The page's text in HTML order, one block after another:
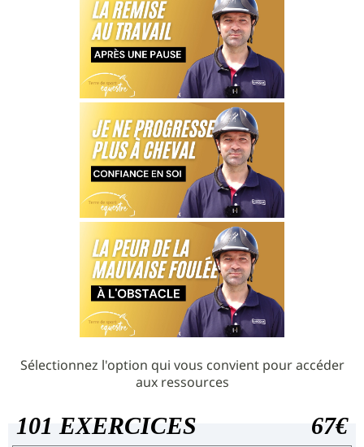
Sélectionnez l'option qui vous convient pour accéder
aux ressources
101 EXERCICES 67€